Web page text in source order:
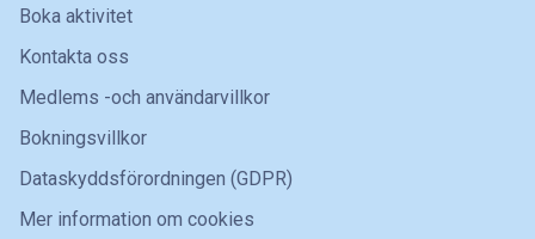
Boka aktivitet
Kontakta oss
Medlems -och användarvillkor
Bokningsvillkor
Dataskyddsförordningen (GDPR)
Mer information om cookies